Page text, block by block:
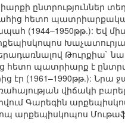
ընտրություններ տեղի
հետո
(1944–1950թթ.): Եվ
Թուրքիա`
հետո պատրիարք է
(1961–1990թթ.): Նրա
վիճակի
Գարեգին
արքեպիսկոպոս